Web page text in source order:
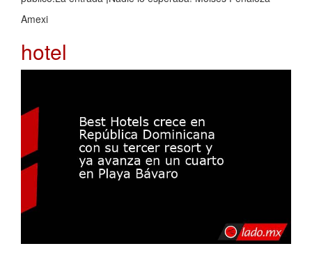
Amexi
hotel